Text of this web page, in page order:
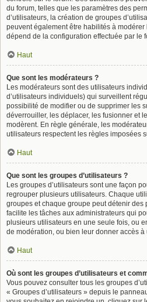
du forum, telles que les paramètres des
d’utilisateurs, la création de groupes
peuvent également être habilités à modérer
dépend de la configuration effectuée par le
Haut
Que sont les modérateurs ?
Les modérateurs sont des utilisateurs
d’utilisateurs individuels) qui surveillent
possibilité de modifier ou de supprimer les
déverrouiller, les déplacer, les fusionner et
modèrent. En règle générale, les
utilisateurs respectent les règles imposées
Haut
Que sont les groupes d’utilisateurs ?
Les groupes d’utilisateurs sont une façon
regrouper plusieurs utilisateurs. Chaque
groupes et chaque groupe peut détenir
facilite les tâches aux administrateurs qui
plusieurs utilisateurs en une seule fois, ou
de modération, ou bien leur donner accès à
Haut
Où sont les groupes d’utilisateurs et
Vous pouvez consulter tous les groupes
« Groupes d’utilisateurs » depuis le